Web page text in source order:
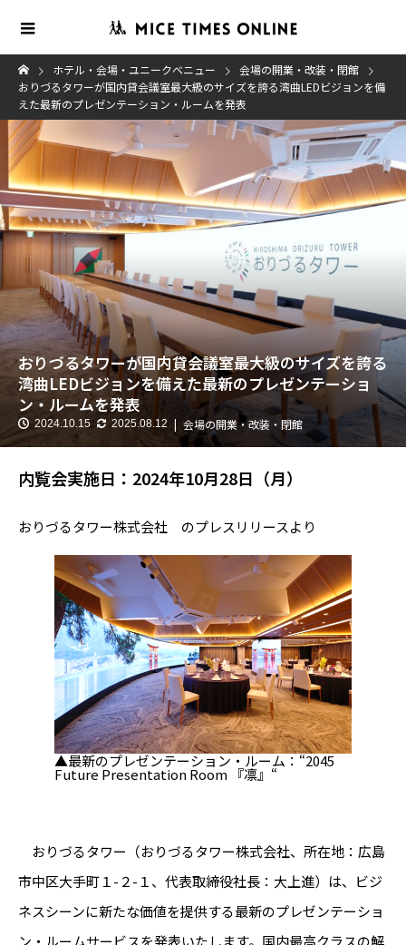
ホテル・会場・ユニークベニュー
会場の開業・改装・閉館
おりづるタワーが国内貸会議室最大級のサイズを誇る湾曲LEDビジョンを備
えた最新のプレゼンテーション・ルームを発表
おりづるタワーが国内貸会議室最大級のサイズを誇る
湾曲LEDビジョンを備えた最新のプレゼンテーショ
ン・ルームを発表
2024.10.15 2025.08.12 会場の開業・改装・閉館
内覧会実施日：2024年10月28日（月）
おりづるタワー株式会社 のプレスリリースより
▲最新のプレゼンテーション・ルーム：“2045
Future Presentation Room 『凛』“
おりづるタワー（おりづるタワー株式会社、所在地：広島
市中区大手町１-２-１、代表取締役社長：大上進）は、ビジ
ネスシーンに新たな価値を提供する最新のプレゼンテーショ
ン・ルームサービスを発表いたします。国内最高クラスの解